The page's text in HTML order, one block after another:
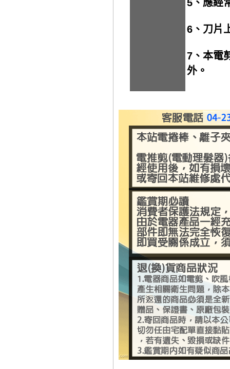
5、應經
6、刀片
7、本電
外。